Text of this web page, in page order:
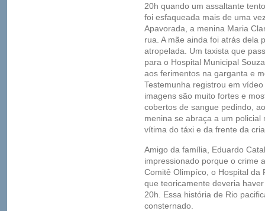
20h quando um assaltante
foi esfaqueada mais de uma
Apavorada, a menina Maria
rua. A mãe ainda foi atrás dela
atropelada. Um taxista que
para o Hospital Municipal
aos ferimentos na garganta e
Testemunha registrou em
imagens são muito fortes e
cobertos de sangue pedindo,
menina se abraça a um
vítima do táxi e da frente da
Amigo da família, Eduardo
impressionado porque o crime
Comitê Olimpíco, o Hospital da
que teoricamente deveria
20h. Essa história de Rio
consternado.